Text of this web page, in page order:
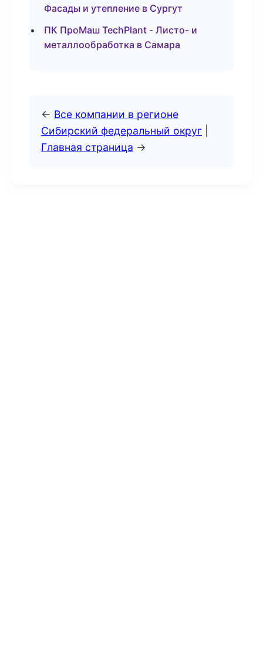
Фасады и утепление в Сургут
ПК ПроМаш TechPlant - Листо- и
металлообработка в Самара
← Все компании в регионе
Сибирский федеральный округ
Главная страница →